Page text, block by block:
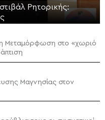
Ρητορικής:
η Μεταμόρφωση στο «χωριό
Μαγνησίας στον